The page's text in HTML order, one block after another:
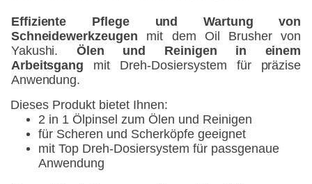
Effiziente Pflege und Wartung von
Schneidewerkzeugen mit dem Oil Brusher von
Yakushi. Ölen und Reinigen in einem
Arbeitsgang mit Dreh-Dosiersystem für präzise
Anwendung.
Dieses Produkt bietet Ihnen:
2 in 1 Ölpinsel zum Ölen und Reinigen
für Scheren und Scherköpfe geeignet
mit Top Dreh-Dosiersystem für passgenaue
Anwendung